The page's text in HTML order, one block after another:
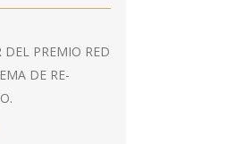
DEL PREMIO RED
DE RE-